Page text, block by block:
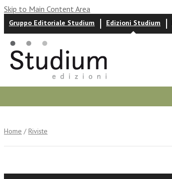
Skip to Main Content Area
Gruppo Editoriale Studium Edizioni Studium
Home / Riviste